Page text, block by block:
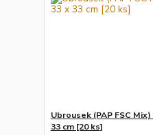
Ubrousek (PAP FSC
33 cm [20 ks]